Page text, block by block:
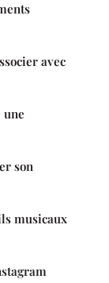
avec
son
musicaux